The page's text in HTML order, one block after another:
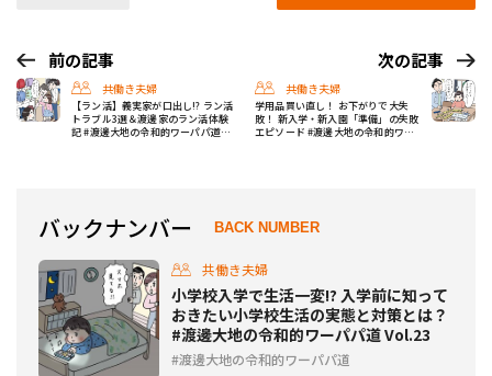
前の記事
共働き夫婦
【ラン活】義実家が口出し!? ラン活
トラブル3選＆渡邊家のラン活体験
記 #渡邊大地の令和的ワーパパ道
次の記事
共働き夫婦
学用品買い直し！ お下がりで大失
敗！ 新入学・新入園「準備」の失敗
エピソード #渡邊大地の令和的ワー
バックナンバー BACK NUMBER
共働き夫婦
小学校入学で生活一変!? 入学前に知って
おきたい小学校生活の実態と対策とは？
#渡邊大地の令和的ワーパパ道 Vol.23
渡邊大地の令和的ワーパパ道